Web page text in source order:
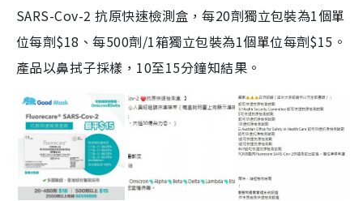
SARS-Cov-2 抗原快速檢測盒，每20劑獨立包裝為1個單
位每劑$18、每500劑/1箱獨立包裝為1個單位每劑$15。
產品以鼻拭子採樣，10至15分鐘知結果。